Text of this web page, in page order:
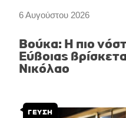
6 Αυγούστου 2026
Βούκα: Η πιο
Εύβοιας
Νικόλαο
ΓΕΥΣΗ